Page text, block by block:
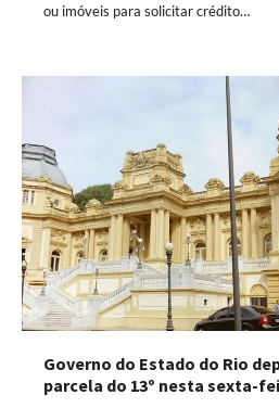
ou imóveis para solicitar crédito…
Governo do Estado do Rio
parcela do 13º nesta sexta-